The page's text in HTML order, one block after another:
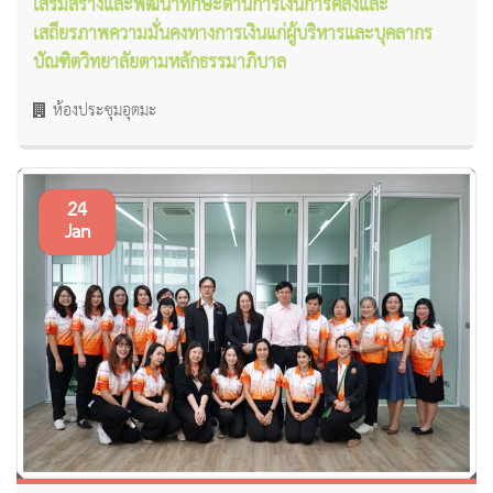
เสถียรภาพความมั่นคงทางการเงินแก่ผู้บริหารและบุคลากร
บัณฑิตวิทยาลัยตามหลักธรรมาภิบาล
ห้องประชุมอุตมะ
24
Jan